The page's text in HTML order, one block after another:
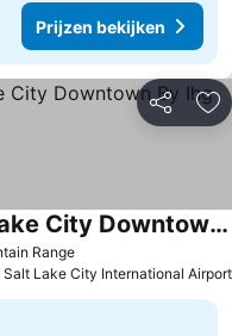
Prijzen bekijken
Delen
RangePrijzen bekijken
Holiday Inn Express Salt Lake City Downtown By Ihg
Salt Lake City International Airport